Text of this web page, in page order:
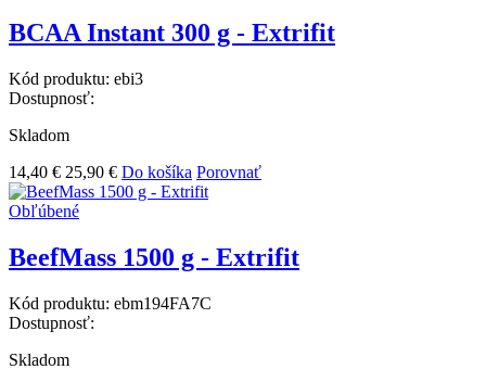
BCAA Instant 300 g - Extrifit
Kód produktu: ebi3
Dostupnosť:
Skladom
14,40 € 25,90 € Do košíka Porovnať
Obľúbené
BeefMass 1500 g - Extrifit
Kód produktu: ebm194FA7C
Dostupnosť:
Skladom